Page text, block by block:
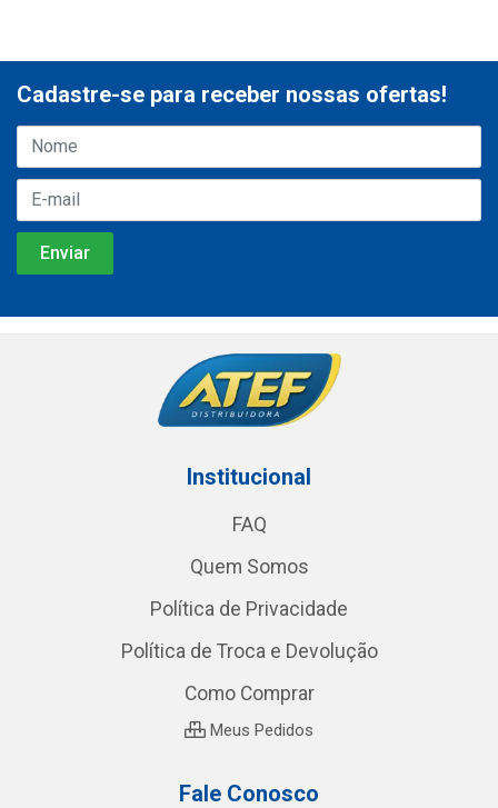
Cadastre-se para receber nossas ofertas!
Institucional
FAQ
Quem Somos
Política de Privacidade
Política de Troca e Devolução
Como Comprar
Meus Pedidos
Fale Conosco